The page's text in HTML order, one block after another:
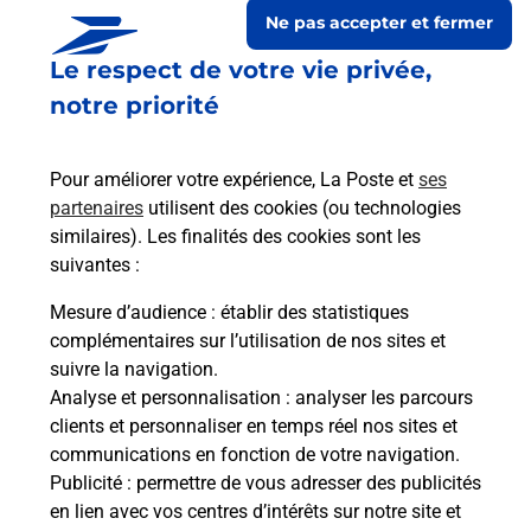
Le respect de votre vie privée,
notre priorité
Pour améliorer votre expérience, La Poste et ses
partenaires utilisent des cookies (ou technologies
similaires). Les finalités des cookies sont les
suivantes :
Mesure d’audience : établir des statistiques
complémentaires sur l’utilisation de nos sites et
suivre la navigation.
Analyse et personnalisation : analyser les parcours
clients et personnaliser en temps réel nos sites et
communications en fonction de votre navigation.
Publicité : permettre de vous adresser des publicités
en lien avec vos centres d’intérêts sur notre site et
Ne pas accepter et fermer
Prochaine collecte du courriersamedià 08h30
4 Rue De Soissons
02220 Cuiry Housse
Itinéraire
Le lien s'ouvre dans un nouvel onglet